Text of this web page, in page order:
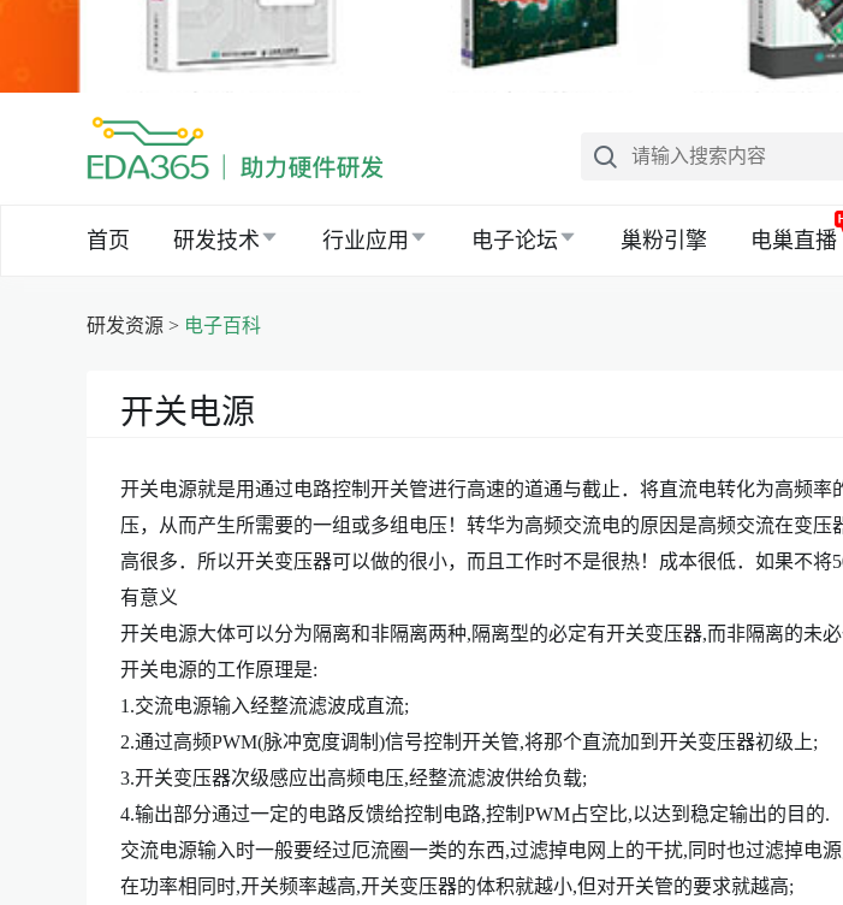
首页 研发技术 行业应用 电子论坛 巢粉引擎 电巢直播
研发资源 > 电子百科
开关电源
开关电源就是用通过电路控制开关管进行高速的道通与截止．将直流电转化为高频率
压，从而产生所需要的一组或多组电压！转华为高频交流电的原因是高频交流在变压
高很多．所以开关变压器可以做的很小，而且工作时不是很热！成本很低．如果不将
有意义
开关电源大体可以分为隔离和非隔离两种,隔离型的必定有开关变压器,而非隔离的未
开关电源的工作原理是:
1.交流电源输入经整流滤波成直流;
2.通过高频PWM(脉冲宽度调制)信号控制开关管,将那个直流加到开关变压器初级上;
3.开关变压器次级感应出高频电压,经整流滤波供给负载;
4.输出部分通过一定的电路反馈给控制电路,控制PWM占空比,以达到稳定输出的目的.
交流电源输入时一般要经过厄流圈一类的东西,过滤掉电网上的干扰,同时也过滤掉电
在功率相同时,开关频率越高,开关变压器的体积就越小,但对开关管的要求就越高;